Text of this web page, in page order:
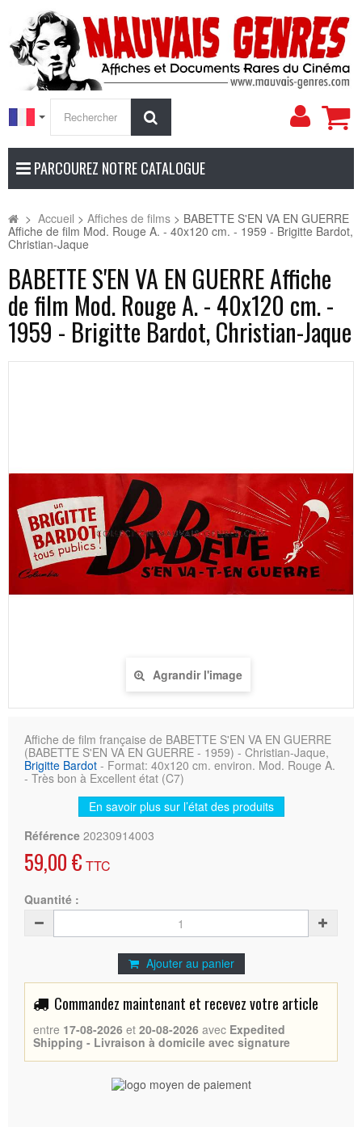
Mon
PARCOUREZ NOTRE CATALOGUE
> Accueil > Affiches de films > BABETTE S'EN VA EN GUERRE
Affiche de film Mod. Rouge A. - 40x120 cm. - 1959 - Brigitte Bardot,
Christian-Jaque
BABETTE S'EN VA EN GUERRE Affiche
de film Mod. Rouge A. - 40x120 cm. -
1959 - Brigitte Bardot, Christian-Jaque
Agrandir l'image
Affiche de film française de BABETTE S'EN VA EN GUERRE
(BABETTE S'EN VA EN GUERRE - 1959) - Christian-Jaque,
Brigitte Bardot - Format: 40x120 cm. environ. Mod. Rouge A.
- Très bon à Excellent état (C7)
En savoir plus sur l’état des produits
Référence 20230914003
59,00 € TTC
Quantité :
Ajouter au panier
Commandez maintenant et recevez votre article
entre 17-08-2026 et 20-08-2026 avec Expedited
Shipping - Livraison à domicile avec signature